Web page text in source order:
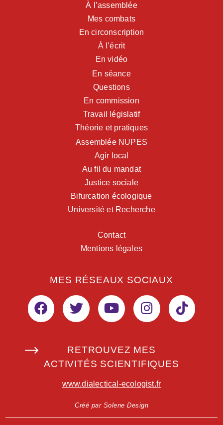
À l’assemblée
Mes combats
En circonscription
À l’écrit
En vidéo
En séance
Questions
En commission
Travail législatif
Théorie et pratiques
Assemblée NUPES
Agir local
Au fil du mandat
Justice sociale
Bifurcation écologique
Université et Recherche
Contact
Mentions légales
MES RÉSEAUX SOCIAUX
RETROUVEZ MES
ACTIVITÉS SCIENTIFIQUES
www.dialectical-ecologist.fr
Créé par Solene Design